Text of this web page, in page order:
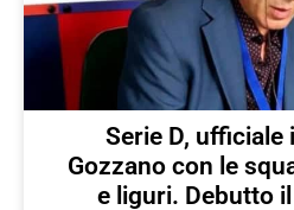
Serie D, ufficiale
Gozzano con le
e liguri. Debutto